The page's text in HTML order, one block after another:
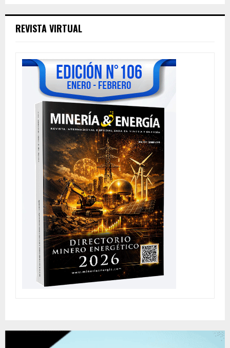
REVISTA VIRTUAL